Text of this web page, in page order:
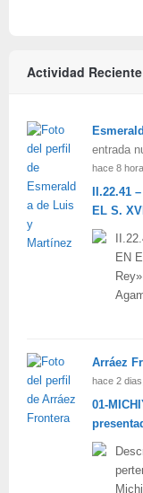
Actividad Reciente
entrada
hace 8
II.22.41
EL S.
EN
Arráez
hace 2
01-